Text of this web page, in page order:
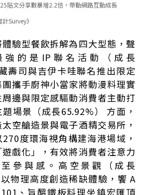
貼文分享數暴增2.2倍，帶動網路互動成長
計Survey》
驗型餐飲拆解為四大型態，聲
強的是IP聯名活動（成長
壽司與吉伊卡哇聯名推出限定
攜手廚神小當家將動漫料理實
邊與限定感驅動消費者主動打
場景（成長65.92%） 方面，
空艙造景與電子酒精交易所，
度環海視角構建海港場域，
戲化」，有效將消費者注意力
參與感。高空景觀（成長
物理高度創造稀缺體驗，饗 A
、旨醞鐵板料理坐鎮宏匯頂